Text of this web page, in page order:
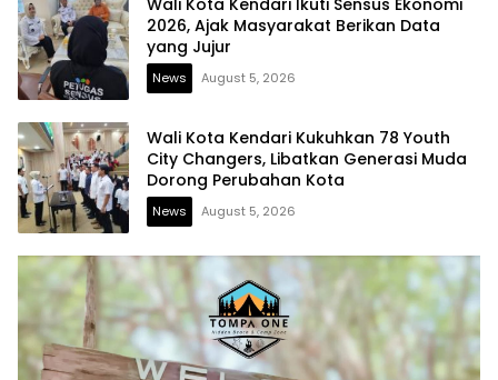
Wali Kota Kendari Ikuti Sensus Ekonomi
2026, Ajak Masyarakat Berikan Data
yang Jujur
News August 5, 2026
Wali Kota Kendari Kukuhkan 78 Youth
City Changers, Libatkan Generasi Muda
Dorong Perubahan Kota
News August 5, 2026